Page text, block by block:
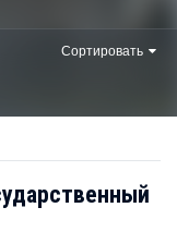
Сортировать